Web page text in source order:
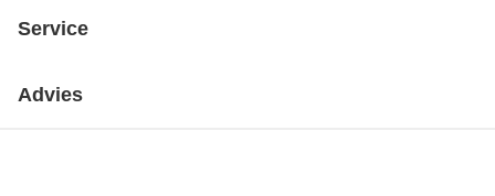
Service
Advies